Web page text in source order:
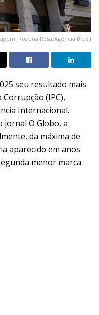
Rovena Rosa/Agência Brasil
seu resultado mais
Corrupção (IPC),
Internacional.
jornal O Globo, a
da máxima de
aparecido em anos
menor marca